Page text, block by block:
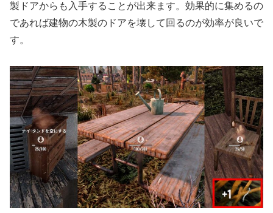
製ドアからも入手することが出来ます。効果的に集めるの
であれば建物の木製のドアを壊して回るのが効率が良いで
す。